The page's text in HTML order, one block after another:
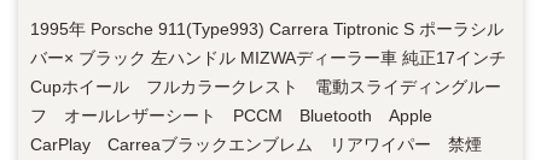
1995年 Porsche 911(Type993) Carrera Tiptronic S ポーラシル
バー× ブラック 左ハンドル MIZWAディーラー車 純正17インチ
Cupホイール フルカラークレスト 電動スライディングルー
フ オールレザーシート PCCM Bluetooth Apple
CarPlay Carreaブラックエンブレム リアワイパー 禁煙